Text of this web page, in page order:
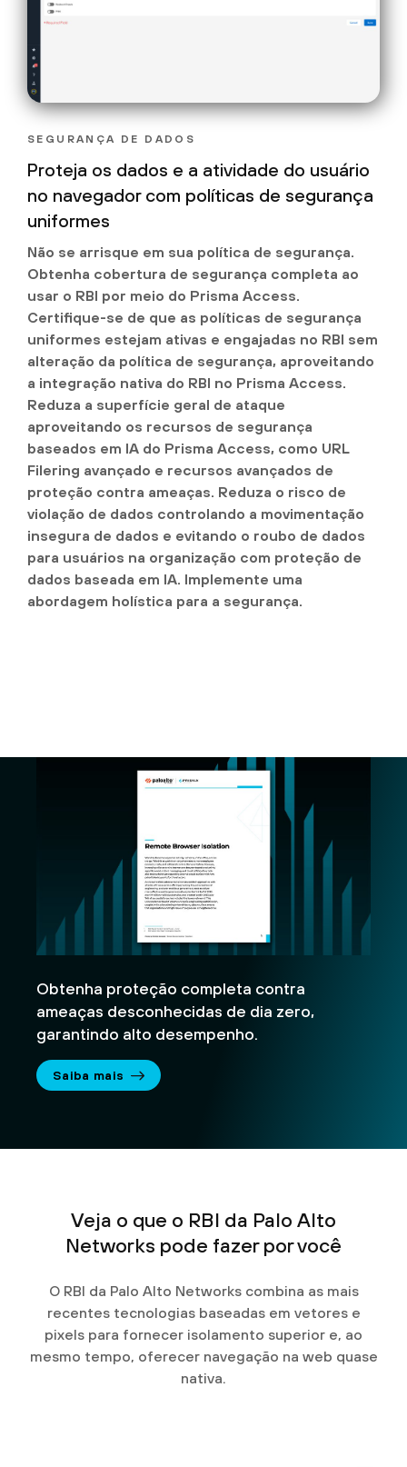
SEGURANÇA DE DADOS
Proteja os dados e a atividade do usuário
no navegador com políticas de segurança
uniformes
Não se arrisque em sua política de segurança.
Obtenha cobertura de segurança completa ao
usar o RBI por meio do Prisma Access.
Certifique-se de que as políticas de segurança
uniformes estejam ativas e engajadas no RBI sem
alteração da política de segurança, aproveitando
a integração nativa do RBI no Prisma Access.
Reduza a superfície geral de ataque
aproveitando os recursos de segurança
baseados em IA do Prisma Access, como URL
Filering avançado e recursos avançados de
proteção contra ameaças. Reduza o risco de
violação de dados controlando a movimentação
insegura de dados e evitando o roubo de dados
para usuários na organização com proteção de
dados baseada em IA. Implemente uma
abordagem holística para a segurança.
Obtenha proteção completa contra
ameaças desconhecidas de dia zero,
garantindo alto desempenho.
Saiba mais
Veja o que o RBI da Palo Alto
Networks pode fazer por você
O RBI da Palo Alto Networks combina as mais
recentes tecnologias baseadas em vetores e
pixels para fornecer isolamento superior e, ao
mesmo tempo, oferecer navegação na web quase
nativa.